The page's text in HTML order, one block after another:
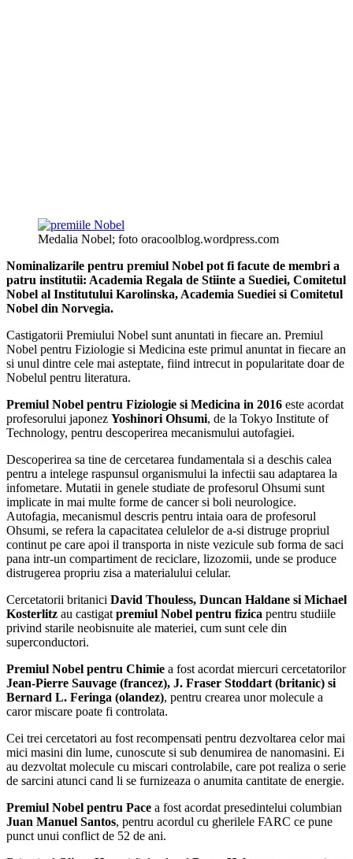
Medalia Nobel; foto oracoolblog.wordpress.com
Nominalizarile pentru premiul Nobel pot fi facute de membri a
patru institutii: Academia Regala de Stiinte a Suediei, Comitetul
Nobel al Institutului Karolinska, Academia Suediei si Comitetul
Nobel din Norvegia.
Castigatorii Premiului Nobel sunt anuntati in fiecare an. Premiul
Nobel pentru Fiziologie si Medicina este primul anuntat in fiecare an
si unul dintre cele mai asteptate, fiind intrecut in popularitate doar de
Nobelul pentru literatura.
Premiul Nobel pentru Fiziologie si Medicina in 2016 este acordat
profesorului japonez Yoshinori Ohsumi, de la Tokyo Institute of
Technology, pentru descoperirea mecanismului autofagiei.
Descoperirea sa tine de cercetarea fundamentala si a deschis calea
pentru a intelege raspunsul organismului la infectii sau adaptarea la
infometare. Mutatii in genele studiate de profesorul Ohsumi sunt
implicate in mai multe forme de cancer si boli neurologice.
Autofagia, mecanismul descris pentru intaia oara de profesorul
Ohsumi, se refera la capacitatea celulelor de a-si distruge propriul
continut pe care apoi il transporta in niste vezicule sub forma de saci
pana intr-un compartiment de reciclare, lizozomii, unde se produce
distrugerea propriu zisa a materialului celular.
Cercetatorii britanici David Thouless, Duncan Haldane si Michael
Kosterlitz au castigat premiul Nobel pentru fizica pentru studiile
privind starile neobisnuite ale materiei, cum sunt cele din
superconductori.
Premiul Nobel pentru Chimie a fost acordat miercuri cercetatorilor
Jean-Pierre Sauvage (francez), J. Fraser Stoddart (britanic) si
Bernard L. Feringa (olandez), pentru crearea unor molecule a
caror miscare poate fi controlata.
Cei trei cercetatori au fost recompensati pentru dezvoltarea celor mai
mici masini din lume, cunoscute si sub denumirea de nanomasini. Ei
au dezvoltat molecule cu miscari controlabile, care pot realiza o serie
de sarcini atunci cand li se furnizeaza o anumita cantitate de energie.
Premiul Nobel pentru Pace a fost acordat presedintelui columbian
Juan Manuel Santos, pentru acordul cu gherilele FARC ce pune
punct unui conflict de 52 de ani.